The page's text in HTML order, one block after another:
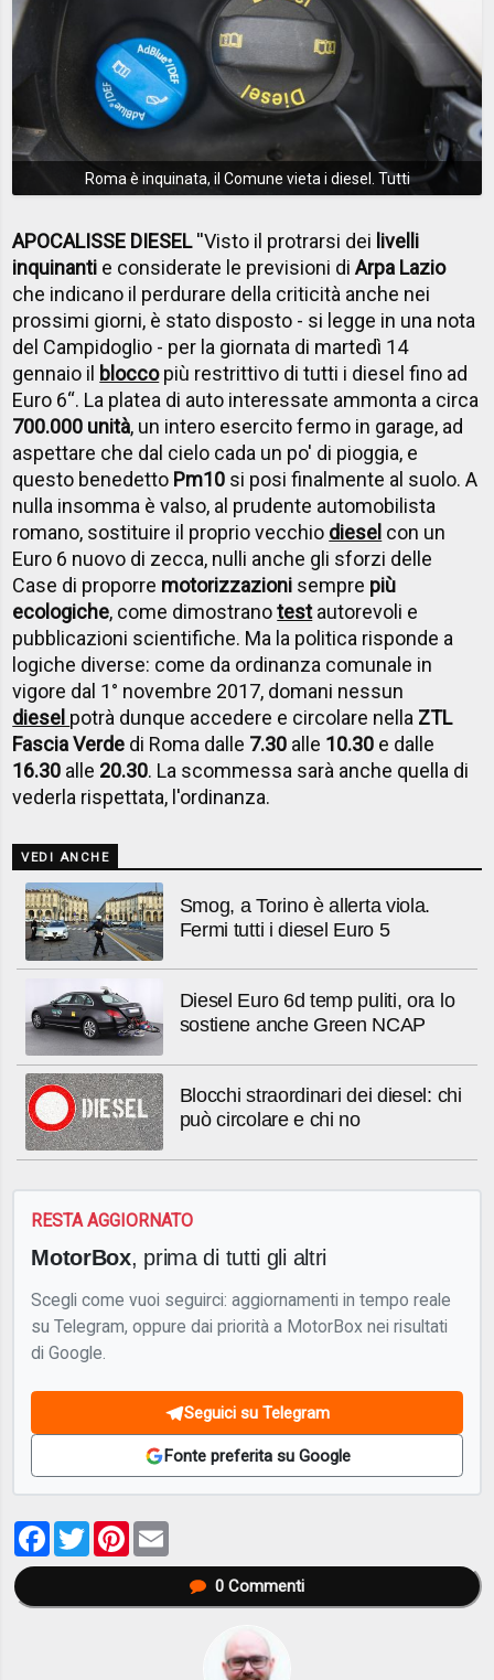
Roma è inquinata, il Comune vieta i diesel. Tutti
APOCALISSE DIESEL''Visto il protrarsi dei livelli
inquinanti e considerate le previsioni diArpa Lazio
che indicano il perdurare della criticità anche nei
prossimi giorni, è stato disposto - si legge in una nota
del Campidoglio - per la giornata di martedì 14
gennaio il bloccopiù restrittivo di tutti i diesel fino ad
Euro 6“. La platea di auto interessate ammonta a circa
700.000 unità, un intero esercito fermo in garage, ad
aspettare che dal cielo cada un po' di pioggia, e
questo benedetto Pm10 si posi finalmente al suolo. A
nulla insomma è valso, al prudente automobilista
romano, sostituire il proprio vecchio diesel con un
Euro 6 nuovo di zecca, nulli anche gli sforzi delle
Case di proporre motorizzazioni sempre più
ecologiche, come dimostranotestautorevoli e
pubblicazioni scientifiche. Ma la politica risponde a
logiche diverse: come da ordinanza comunale in
vigore dal 1° novembre 2017, domani nessun
diesel potrà dunque accedere e circolare nella ZTL
Fascia Verde di Roma dalle 7.30 alle 10.30 e dalle
16.30 alle 20.30. La scommessa sarà anche quella di
vederla rispettata, l'ordinanza.
VEDI ANCHE
Smog, a Torino è allerta viola.
Fermi tutti i diesel Euro 5
Diesel Euro 6d temp puliti, ora lo
sostiene anche Green NCAP
Blocchi straordinari dei diesel: chi
può circolare e chi no
RESTA AGGIORNATO
MotorBox, prima di tutti gli altri
Scegli come vuoi seguirci: aggiornamenti in tempo reale
su Telegram, oppure dai priorità a MotorBox nei risultati
di Google.
Seguici su Telegram
Fonte preferita su Google
Facebook
TwitterPinterest
0Commenti